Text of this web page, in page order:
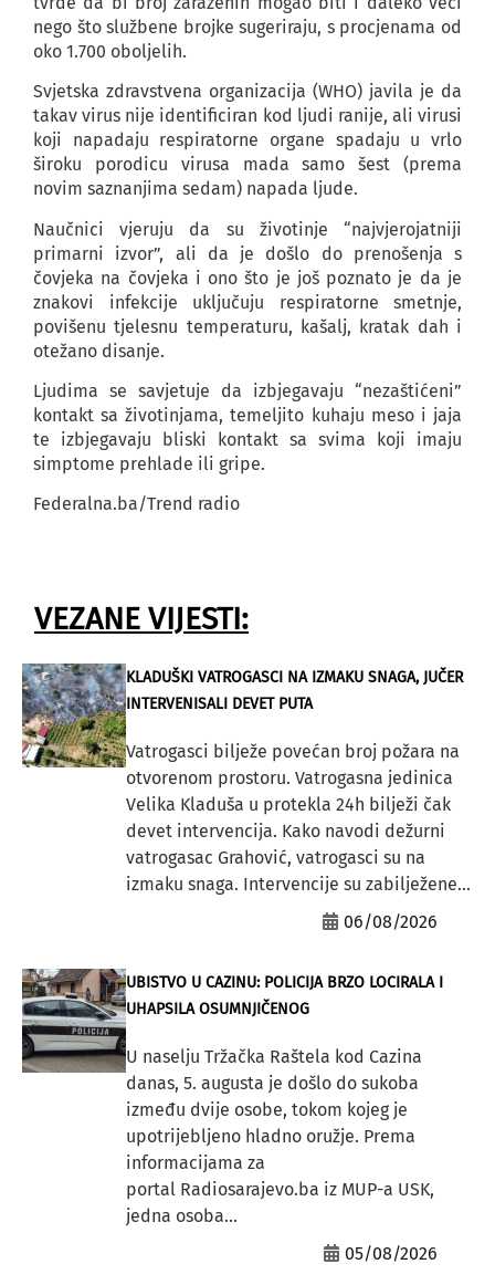
nego što službene brojke sugeriraju, s procjenama od
oko 1.700 oboljelih.
Svjetska zdravstvena organizacija (WHO) javila je da
takav virus nije identificiran kod ljudi ranije, ali virusi
koji napadaju respiratorne organe spadaju u vrlo
široku porodicu virusa mada samo šest (prema
novim saznanjima sedam) napada ljude.
Naučnici vjeruju da su životinje “najvjerojatniji
primarni izvor”, ali da je došlo do prenošenja s
čovjeka na čovjeka i ono što je još poznato je da je
znakovi infekcije uključuju respiratorne smetnje,
povišenu tjelesnu temperaturu, kašalj, kratak dah i
otežano disanje.
Ljudima se savjetuje da izbjegavaju “nezaštićeni”
kontakt sa životinjama, temeljito kuhaju meso i jaja
te izbjegavaju bliski kontakt sa svima koji imaju
simptome prehlade ili gripe.
Federalna.ba/Trend radio
VEZANE VIJESTI:
KLADUŠKI VATROGASCI NA IZMAKU SNAGA, JUČER
INTERVENISALI DEVET PUTA
Vatrogasci bilježe povećan broj požara na
otvorenom prostoru. Vatrogasna jedinica
Velika Kladuša u protekla 24h bilježi čak
devet intervencija. Kako navodi dežurni
vatrogasac Grahović, vatrogasci su na
izmaku snaga. Intervencije su zabilježene...
06/08/2026
UBISTVO U CAZINU: POLICIJA BRZO LOCIRALA I
UHAPSILA OSUMNJIČENOG
U naselju Tržačka Raštela kod Cazina
danas, 5. augusta je došlo do sukoba
između dvije osobe, tokom kojeg je
upotrijebljeno hladno oružje. Prema
informacijama za
portal Radiosarajevo.ba iz MUP-a USK,
jedna osoba...
05/08/2026